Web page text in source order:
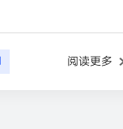
阅读更多